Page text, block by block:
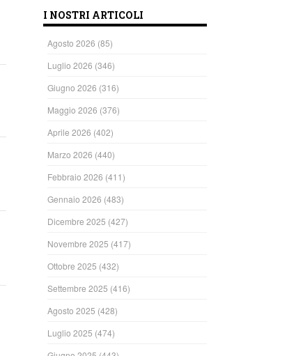
I NOSTRI ARTICOLI
Agosto 2026 (85)
Luglio 2026 (346)
Giugno 2026 (316)
Maggio 2026 (376)
Aprile 2026 (402)
Marzo 2026 (440)
Febbraio 2026 (411)
Gennaio 2026 (483)
Dicembre 2025 (427)
Novembre 2025 (417)
Ottobre 2025 (432)
Settembre 2025 (416)
Agosto 2025 (428)
Luglio 2025 (474)